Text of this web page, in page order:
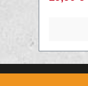
dieses
checkt